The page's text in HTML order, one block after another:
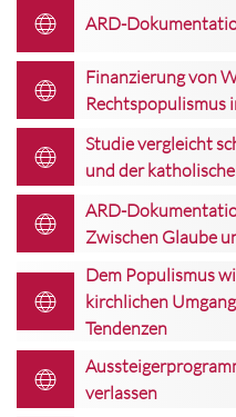
ARD-
Finanzierung von
Rechtspopulismus
Studie vergleicht
und der
ARD-
Zwischen Glaube
Dem Populismus
kirchlichen
Tendenzen
verlassen